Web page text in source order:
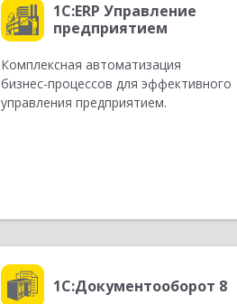
1С:ERP Управление
предприятием
Комплексная автоматизация
бизнес-процессов для эффективного
управления предприятием.
1С:Документооборот 8